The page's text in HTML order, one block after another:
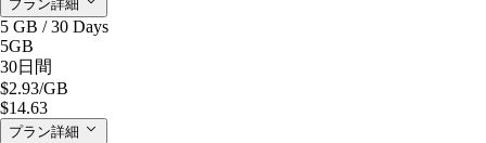
プラン詳細
5 GB / 30 Days
5GB
30日間
$2.93/GB
$14.63
プラン詳細